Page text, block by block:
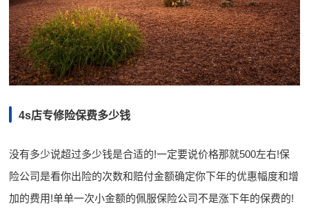
4s店专修险保费多少钱
没有多少说超过多少钱是合适的!一定要说价格那就500左右!保
险公司是看你出险的次数和赔付金额确定你下年的优惠幅度和增
加的费用!单单一次小金额的佩服保险公司不是涨下年的保费的!